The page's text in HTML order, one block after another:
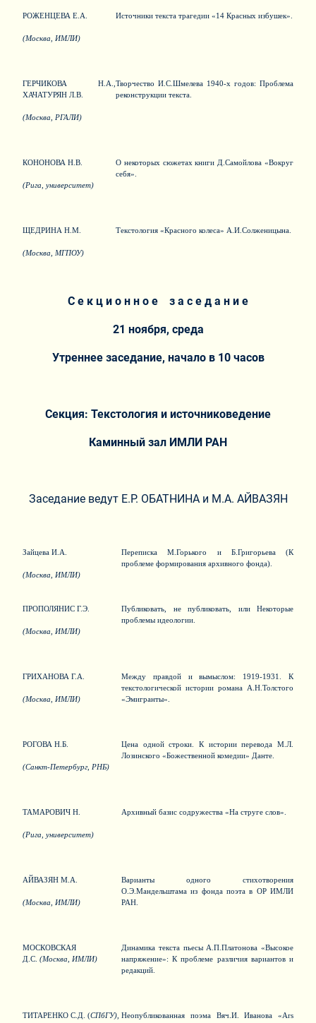
РОЖЕНЦЕВА Е.А.
(Москва, ИМЛИ)
Источники текста трагедии «14 Красных избушек».
ГЕРЧИКОВА Н.А.,
ХАЧАТУРЯН Л.В.
(Москва, РГАЛИ)
Творчество И.С.Шмелева 1940-х годов: Проблема
реконструкции текста.
КОНОНОВА Н.В.
(Рига, университет)
О некоторых сюжетах книги Д.Самойлова «Вокруг
себя».
ЩЕДРИНА Н.М.
(Москва, МГПОУ)
Текстология «Красного колеса» А.И.Солженицына.
С е к ц и о н н о е з а с е д а н и е
21 ноября, среда
Утреннее заседание, начало в 10 часов
Секция: Текстология и источниковедение
Каминный зал ИМЛИ РАН
Заседание ведут Е.Р. ОБАТНИНА и М.А. АЙВАЗЯН
Зайцева И.А.
(Москва, ИМЛИ)
Переписка М.Горького и Б.Григорьева (К
проблеме формирования архивного фонда).
ПРОПОЛЯНИС Г.Э.
(Москва, ИМЛИ)
Публиковать, не публиковать, или Некоторые
проблемы идеологии.
ГРИХАНОВА Г.А.
(Москва, ИМЛИ)
Между правдой и вымыслом: 1919-1931. К
текстологической истории романа А.Н.Толстого
«Эмигранты».
РОГОВА Н.Б.
(Санкт-Петербург, РНБ)
Цена одной строки. К истории перевода М.Л.
Лозинского «Божественной комедии» Данте.
ТАМАРОВИЧ Н.
(Рига, университет)
Архивный базис содружества «На струге слов».
АЙВАЗЯН М.А.
(Москва, ИМЛИ)
Варианты одного стихотворения
О.Э.Мандельштама из фонда поэта в ОР ИМЛИ
РАН.
МОСКОВСКАЯ
Д.С. (Москва, ИМЛИ)
Динамика текста пьесы А.П.Платонова «Высокое
напряжение»: К проблеме различия вариантов и
редакций.
ТИТАРЕНКО С.Д. (СПбГУ), Неопубликованная поэма Вяч.И. Иванова «Ars